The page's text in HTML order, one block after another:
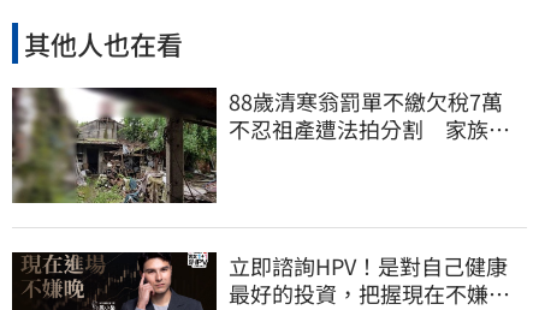
其他人也在看
88歲清寒翁罰單不繳欠稅7萬
不忍祖產遭法拍分割 家族按
立即諮詢HPV！是對自己健康
最好的投資，把握現在不嫌